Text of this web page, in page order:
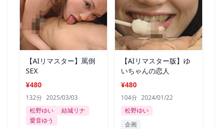
【AIリマスター】罵倒
SEX
¥480
132分 2025/03/03
松野ゆい
結城リナ
愛音ゆう
【AIリマスター版】ゆ
いちゃんの恋人
¥480
104分 2024/01/22
松野ゆい
企画